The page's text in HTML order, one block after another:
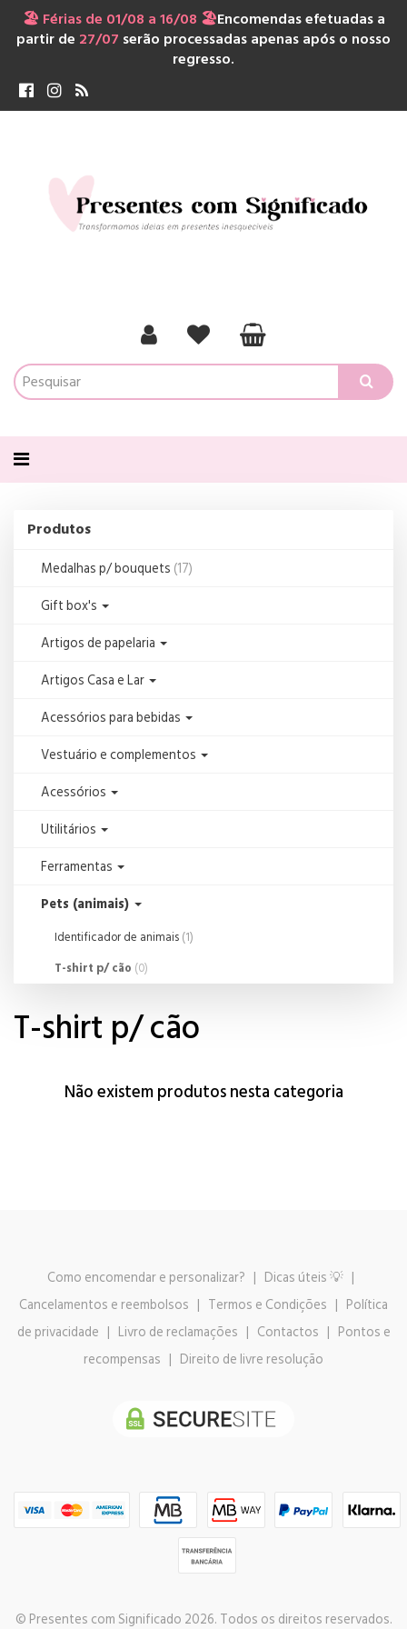
🏖️ Férias de 01/08 a 16/08 🏖️Encomendas efetuadas a
partir de 27/07 serão processadas apenas após o nosso
regresso.
Alternar
navegação
Produtos
Produtos
Medalhas p/ bouquets (17)
Gift box's
Artigos de papelaria
Artigos Casa e Lar
Acessórios para bebidas
Vestuário e complementos
Acessórios
Utilitários
Ferramentas
Pets (animais)
Identificador de animais (1)
T-shirt p/ cão (0)
T-shirt p/ cão
Não existem produtos nesta categoria
Como encomendar e personalizar? | Dicas úteis 💡 |
Cancelamentos e reembolsos | Termos e Condições | Política
de privacidade | Livro de reclamações | Contactos | Pontos e
recompensas | Direito de livre resolução
© Presentes com Significado 2026. Todos os direitos reservados.